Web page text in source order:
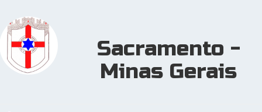
Sacramento -
Minas Gerais